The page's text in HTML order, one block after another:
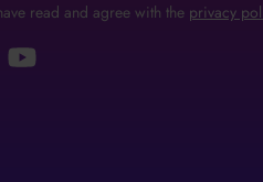
read and agree with the privacy